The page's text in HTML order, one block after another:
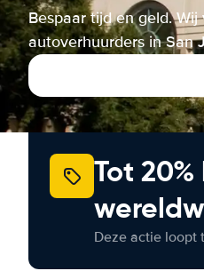
Bespaar tijd en geld.
autoverhuurders in San
Tot
Deze actie loopt